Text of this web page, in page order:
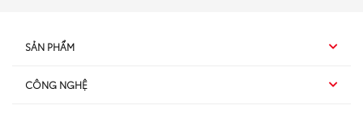
SẢN PHẨM
Hybrid EV
CÔNG NGHỆ